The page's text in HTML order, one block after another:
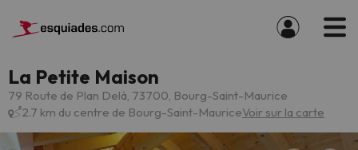
La Petite Maison
79 Route de Plan Delà, 73700, Bourg-Saint-Maurice
2.7 km du centre de Bourg-Saint-MauriceVoir sur la carte